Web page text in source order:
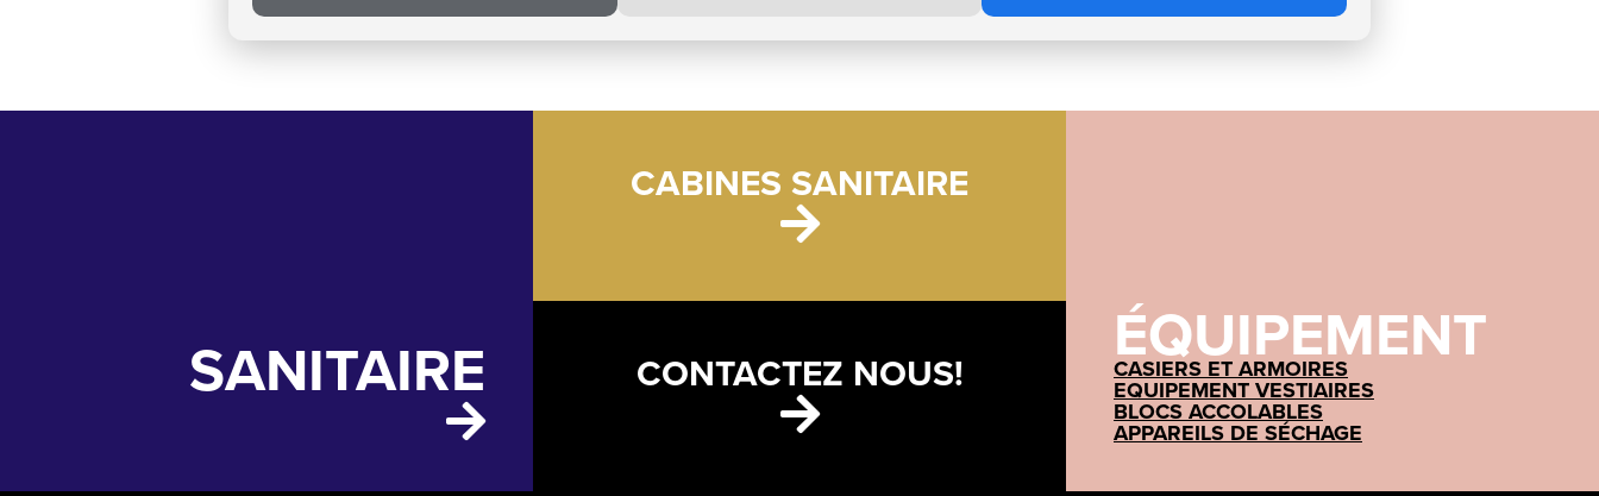
SANITAIRE
CABINES SANITAIRE
CONTACTEZ NOUS! ÉQUIPEMENT
CASIERS ET ARMOIRES
EQUIPEMENT VESTIAIRES
BLOCS ACCOLABLES
APPAREILS DE SÉCHAGE